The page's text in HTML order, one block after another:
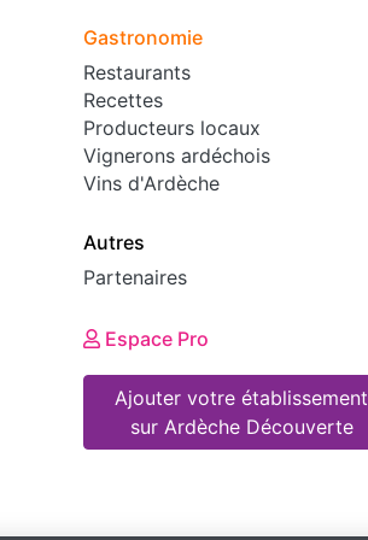
Gastronomie
Restaurants
Recettes
Producteurs locaux
Vignerons ardéchois
Vins d'Ardèche
Autres
Partenaires
Espace Pro
Ajouter votre établissement
sur Ardèche Découverte